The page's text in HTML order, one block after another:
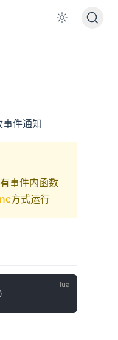
件通知
事件内函数
方式运行
)